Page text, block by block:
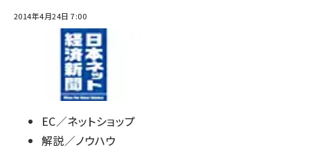
2014年4月24日 7:00
EC／ネットショップ
解説／ノウハウ